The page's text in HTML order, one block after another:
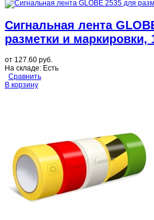
Сигнальная лента
разметки и маркировки,
от 127.60 руб.
На складе: Есть
Сравнить
В корзину